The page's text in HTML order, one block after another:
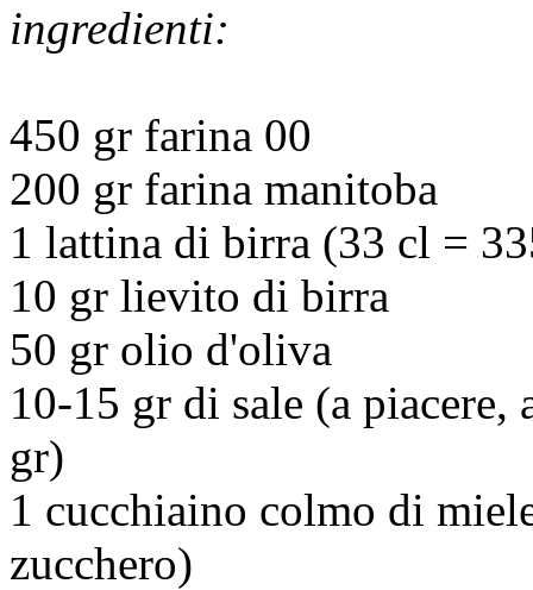
ingredienti:
450 gr farina 00
200 gr farina manitoba
1 lattina di birra (33 cl =
10 gr lievito di birra
50 gr olio d'oliva
10-15 gr di sale (a piacere,
gr)
1 cucchiaino colmo di
zucchero)